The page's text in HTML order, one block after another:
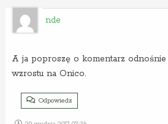
nde
A ja poproszę o komentarz
wzrostu na Onico.
Odpowiedz